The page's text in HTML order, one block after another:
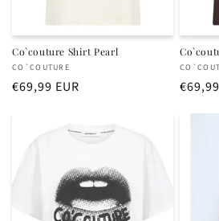
Co`couture Shirt Pearl
Verkoper:
CO`COUTURE
Normale
€69,99 EUR